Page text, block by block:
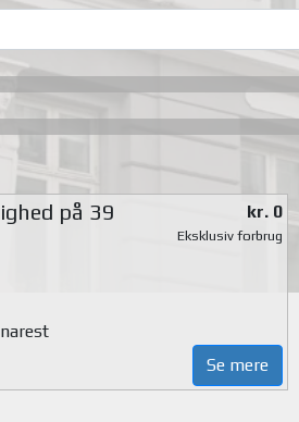
på 39
kr. 0
Eksklusiv forbrug
Se mere